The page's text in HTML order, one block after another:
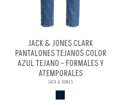
JACK & JONES CLARK
PANTALONES TEJANOS COLOR
AZUL TEJANO - FORMALES Y
ATEMPORALES
JACK & JONES